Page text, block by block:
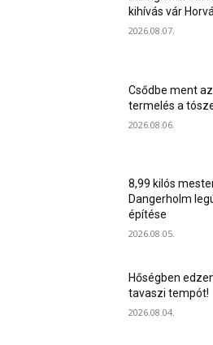
kihívás vár
2026.08.07.
Csődbe ment
termelés a
2026.08.06.
8,99 kilós
Dangerholm
építése
2026.08.05.
Hőségben
tavaszi tempót!
2026.08.04.